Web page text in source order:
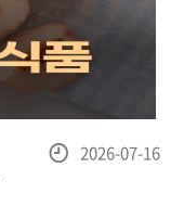
등
2026-07-16